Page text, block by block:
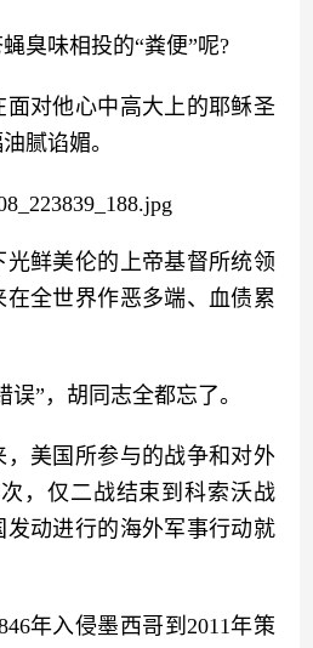
味相投的“粪便”呢?
对他心中高大上的耶稣圣
腻谄媚。
鲜美伦的上帝基督所统领
在全世界作恶多端、血债累
”，胡同志全都忘了。
美国所参与的战争和对外
，仅二战结束到科索沃战
动进行的海外军事行动就
年入侵墨西哥到2011年策